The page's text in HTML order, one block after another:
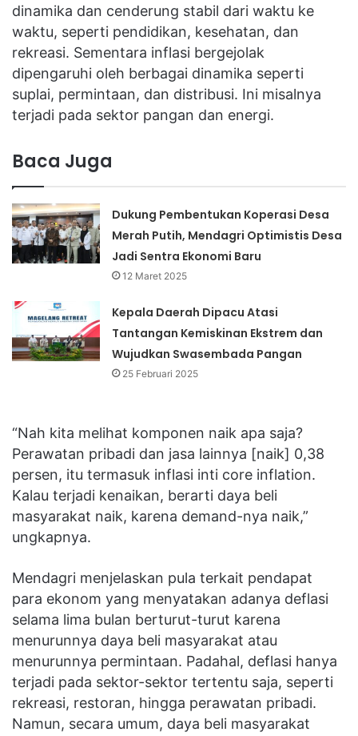
dinamika dan cenderung stabil dari waktu ke
waktu, seperti pendidikan, kesehatan, dan
rekreasi. Sementara inflasi bergejolak
dipengaruhi oleh berbagai dinamika seperti
suplai, permintaan, dan distribusi. Ini misalnya
terjadi pada sektor pangan dan energi.
Baca Juga
Dukung Pembentukan Koperasi Desa
Merah Putih, Mendagri Optimistis Desa
Jadi Sentra Ekonomi Baru
12 Maret 2025
Kepala Daerah Dipacu Atasi
Tantangan Kemiskinan Ekstrem dan
Wujudkan Swasembada Pangan
25 Februari 2025
“Nah kita melihat komponen naik apa saja?
Perawatan pribadi dan jasa lainnya [naik] 0,38
persen, itu termasuk inflasi inti core inflation.
Kalau terjadi kenaikan, berarti daya beli
masyarakat naik, karena demand-nya naik,”
ungkapnya.
Mendagri menjelaskan pula terkait pendapat
para ekonom yang menyatakan adanya deflasi
selama lima bulan berturut-turut karena
menurunnya daya beli masyarakat atau
menurunnya permintaan. Padahal, deflasi hanya
terjadi pada sektor-sektor tertentu saja, seperti
rekreasi, restoran, hingga perawatan pribadi.
Namun, secara umum, daya beli masyarakat